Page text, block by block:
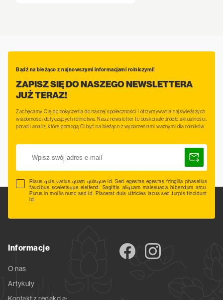
Bądź na bieżąco z najnowszymi informacjami rolniczymi!
ZAPISZ SIĘ DO NASZEGO NEWSLETTERA
JUŻ TERAZ!
Zachęcamy Cię do dołączenia do naszej społeczności i otrzymywania najświeższych
wiadomości dotyczących rolnictwa. Nasz newsletter to doskonałe źródło aktualności,
porad i analiz, które pomogą Ci być na bieżąco z wydarzeniami ważnymi dla rolników.
Risus quis varius quam quisque id. Sed egestas egestas fringilla phasellus
faucibus scelerisque eleifend. Sagittis aliquam malesuada bibendum arcu.
Purus in mollis nunc sed id. Placerat duis ultricies lacus sed turpis tincidunt
id.
Informacje
O nas
Artykuły